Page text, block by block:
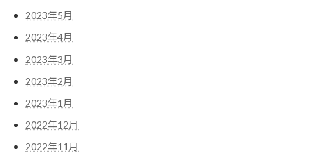
2023年5月
2023年4月
2023年3月
2023年2月
2023年1月
2022年12月
2022年11月